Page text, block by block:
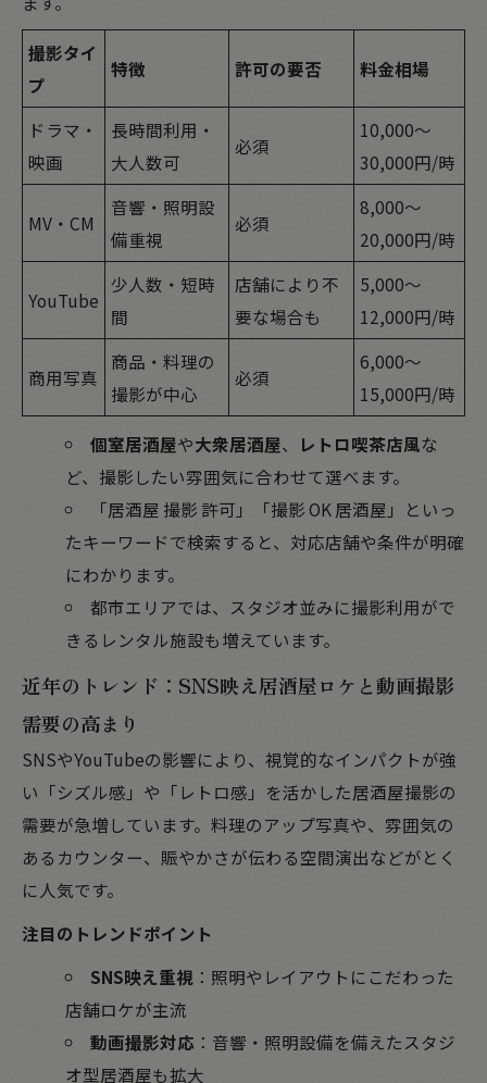
撮影タイ
プ
特徴 許可の要否 料金相場
ドラマ・
映画
長時間利用・
大人数可
必須
10,000～
30,000円/時
MV・CM
音響・照明設
備重視
必須
8,000～
20,000円/時
YouTube
少人数・短時
間
店舗により不
要な場合も
5,000～
12,000円/時
商用写真
商品・料理の
撮影が中心
必須
6,000～
15,000円/時
個室居酒屋や大衆居酒屋、 レトロ喫茶店風な
ど、撮影したい雰囲気に合わせて選べます。
「居酒屋 撮影 許可」「撮影 OK 居酒屋」といっ
たキーワードで検索すると、対応店舗や条件が明確
にわかります。
都市エリアでは、スタジオ並みに撮影利用がで
きるレンタル施設も増えています。
近年のトレンド：SNS映え居酒屋ロケと動画撮影
需要の高まり
SNSやYouTubeの影響により、視覚的なインパクトが強
い「シズル感」や「レトロ感」を活かした居酒屋撮影の
需要が急増しています。料理のアップ写真や、雰囲気の
あるカウンター、賑やかさが伝わる空間演出などがとく
に人気です。
注目のトレンドポイント
SNS映え重視：照明やレイアウトにこだわった
店舗ロケが主流
動画撮影対応 ：音響・照明設備を備えたスタジ
オ型居酒屋も拡大